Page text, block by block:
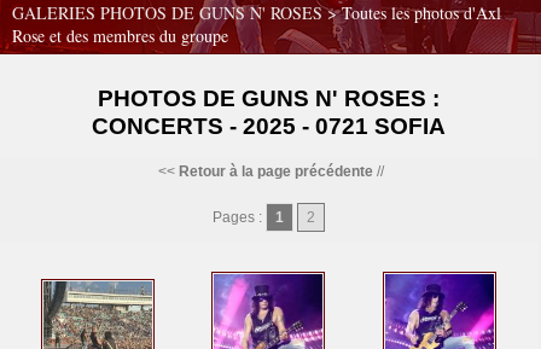
GALERIES PHOTOS DE GUNS N' ROSES >Toutes les photos d'Axl
Rose et des membres du groupe
PHOTOS DE GUNS N' ROSES :
CONCERTS - 2025 - 0721 SOFIA
<< Retour à la page précédente//
Pages : 1 2